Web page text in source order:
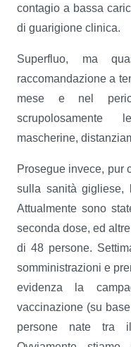
contagio a bassa
di guarigione clinica.
Superfluo, ma
raccomandazione a
mese e nel
scrupolosamente
mascherine,
Prosegue invece, pur
sulla sanità gigliese,
Attualmente sono
seconda dose, ed
di 48 persone.
somministrazioni e
evidenza la
vaccinazione (su
persone nate tra